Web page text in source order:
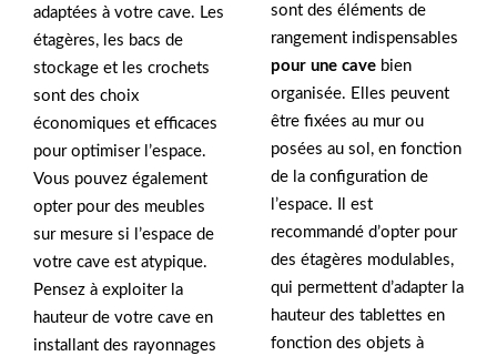
adaptées à votre cave. Les
étagères, les bacs de
stockage et les crochets
sont des choix
économiques et efficaces
pour optimiser l’espace.
Vous pouvez également
opter pour des meubles
sur mesure si l’espace de
votre cave est atypique.
Pensez à exploiter la
hauteur de votre cave en
installant des rayonnages
sont des éléments de
rangement indispensables
pour une cave bien
organisée. Elles peuvent
être fixées au mur ou
posées au sol, en fonction
de la configuration de
l’espace. Il est
recommandé d’opter pour
des étagères modulables,
qui permettent d’adapter la
hauteur des tablettes en
fonction des objets à